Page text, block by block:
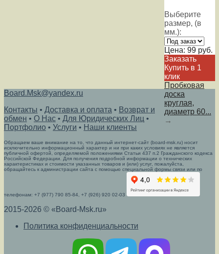
Выберите
размер, (в
мм.):
Цена: 99 руб.
Заказать
Купить в 1
клик
Пробковая
доска
круглая,
диаметр 60...
→
Board.Msk@yandex.ru
Контакты • Доставка и оплата • Возврат и
обмен • О Нас • Для Юридических Лиц •
Портфолио • Услуги • Наши клиенты
Обращаем ваше внимание на то, что данный интернет-сайт (board-msk.ru) носит
исключительно информационный характер и ни при каких условиях не является
публичной офертой, определяемой положениями Статьи 437 п.2 Гражданского кодекса
Российской Федерации. Для получения подробной информации о технических
характеристиках и стоимости указанных товаров и (или) услуг, пожалуйста,
обращайтесь к администрации сайта с помощью специальной формы связи или по
телефонам: +7 (977) 790 85-84, +7 (926) 920 02-03
2015-2026 © «Board-Msk.ru»
Политика конфиденциальности